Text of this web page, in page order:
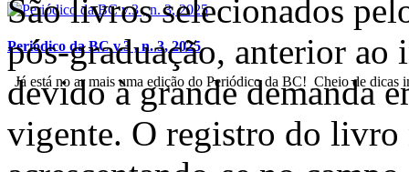
Periódico da BC v.3 , n. 3, 2025
Já está no ar mais uma edição do Periódico da BC! Cheio de dicas
São livros selecionados
pós-graduação, anterior ao
devido à grande demanda
vigente. O registro do